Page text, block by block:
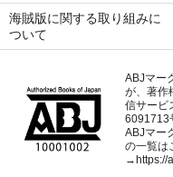
海賊版に関する取り組みに
ついて
ABJマー
が、著作
信サービ
6091713
ABJマー
の一覧は
→ https://